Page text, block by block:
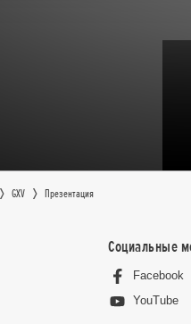
GXV Презентация
Социальные
Facebook
YouTube